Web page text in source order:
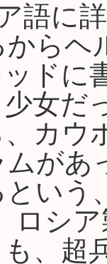
ア語
らヘ
ドに
女だ
カウ
があ
いう
ロシ
、超